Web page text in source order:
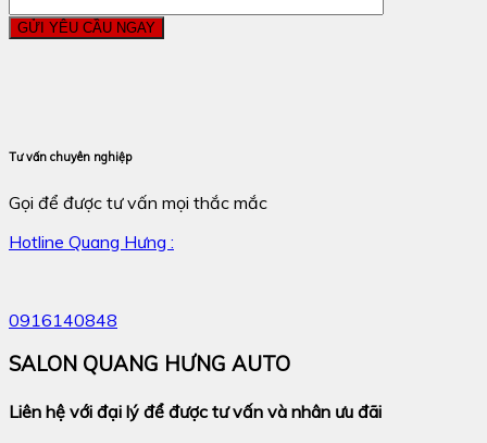
Tư vấn chuyên nghiệp
Gọi để được tư vấn mọi thắc mắc
Hotline Quang Hưng :
0916140848
SALON QUANG HƯNG AUTO
Liên hệ với đại lý để được tư vấn và nhân ưu đãi